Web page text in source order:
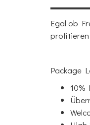
Egal ob
Package
10%